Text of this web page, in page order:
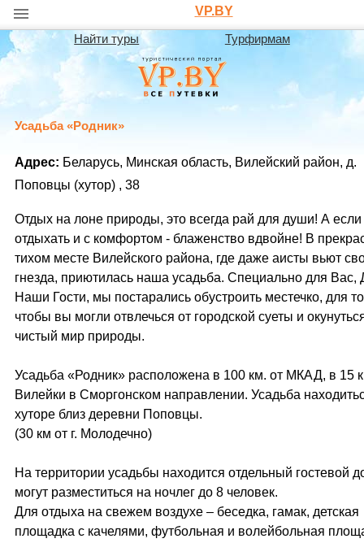
VP.BY
Найти туры Турфирмам
Усадьба «Родник»
Адрес: Беларусь, Минская область, Вилейский район, д.
Поповцы (хутор) , 38
Отдых на лоне природы, это всегда рай для души! А
отдыхать и с комфортом - блаженство вдвойне! В
тихом месте Вилейского района, где даже аисты вьют
гнезда, приютилась наша усадьба. Специально для Вас,
Наши Гости, мы постарались обустроить местечко, для
чтобы вы могли отвлечься от городской суеты и
чистый мир природы.
Усадьба «Родник» расположена в 100 км. от МКАД, в 15
Вилейки в Сморгонском направлении. Усадьба
хуторе близ деревни Поповцы.
(30 км от г. Молодечно)
На территории усадьбы находится отдельный гостевой
могут разместиться на ночлег до 8 человек.
Для отдыха на свежем воздухе – беседка, гамак, детская
площадка с качелями, футбольная и волейбольная